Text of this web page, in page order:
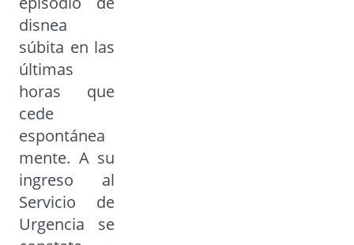
disnea
súbita en las
últimas
horas que
cede
espontánea
mente. A su
ingreso al
Servicio de
Urgencia se